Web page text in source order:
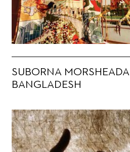
SUBORNA
BANGLADESH